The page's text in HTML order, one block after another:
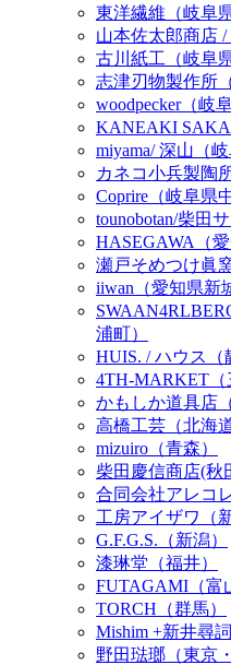
東洋繊維（岐阜
山本佐太郎商店 /
古川紙工（岐阜
志津刃物製作所
woodpecker（岐
KANEAKI
miyama/ 深山（
カネコ小兵製陶
Coprire（岐阜県
tounobotan/柴田
HASEGAWA（愛
瀬戸そめつけ眞
iiwan（愛知県新
浦町）
HUIS. / ハウス（
4TH-MARKET（
かもしか道具店
高橋工芸（北海道
mizuiro（青森）
柴田慶信商店(秋
合同会社アレコ
工房アイザワ（
G.F.G.S.（新潟）
漆琳堂（福井）
FUTAGAMI（富
TORCH（群馬）
Mishim +新井尋
野田琺瑯（東京